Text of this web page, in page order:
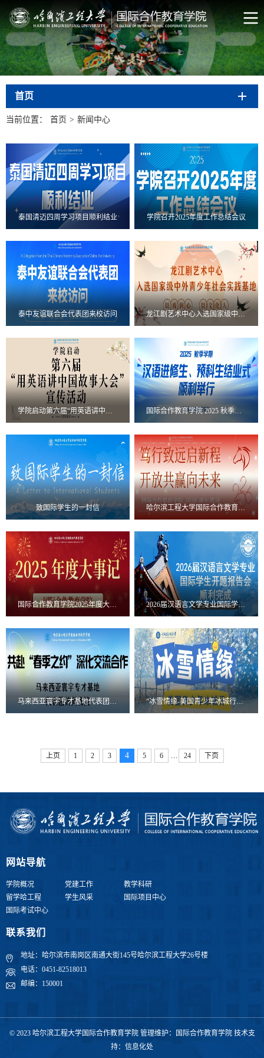
首页
当前位置： 首页 > 新闻中心
泰国清迈四周学习项目顺利结业 学院召开2025年度工作总结会议
泰中友谊联合会代表团来校访问 龙江剧艺术中心入选国家级中外青少年社会实践基地
学院启动第六届“用英语讲中国故事大会”宣传活动 国际合作教育学院 2025 秋季学期汉语进修生、预科生结业式顺利举行
致国际学生的一封信 哈尔滨工程大学国际合作教育学院2026新年贺词
国际合作教育学院2025年度大事记 2026届汉语言文学专业国际学生开题报告会顺利完成
马来西亚寰宇专才基地代表团访问我院 “冰雪情缘-美国青少年冰城行”冬令营开学仪式顺利举行
上页 1 2 3 4 5 6 24 下页
网站导航
学院概况 党建工作
教学科研
留学哈工程
学生风采
国际项目中心
国际考试中心
联系我们
地址：哈尔滨市南岗区南通大街145号哈尔滨工程大学26号楼
电话：0451-82518013
邮编：150001
© 2023 哈尔滨工程大学国际合作教育学院 管理维护：国际合作教育学院 技术支
持：信息化处